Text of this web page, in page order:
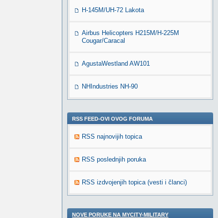
H-145M/UH-72 Lakota
Airbus Helicopters H215M/H-225M
Cougar/Caracal
AgustaWestland AW101
NHIndustries NH-90
RSS FEED-OVI OVOG FORUMA
RSS najnovijih topica
RSS poslednjih poruka
RSS izdvojenjih topica (vesti i članci)
NOVE PORUKE NA MYCITY-MILITARY